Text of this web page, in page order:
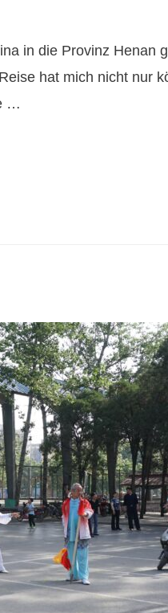
in die Provinz Henan
hat mich nicht nur
…